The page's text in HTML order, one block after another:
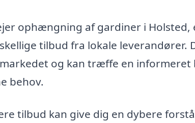
ophængning af gardiner i
tilbud fra lokale leverandører.
og kan træffe en informeret
behov.
tilbud kan give dig en dybere